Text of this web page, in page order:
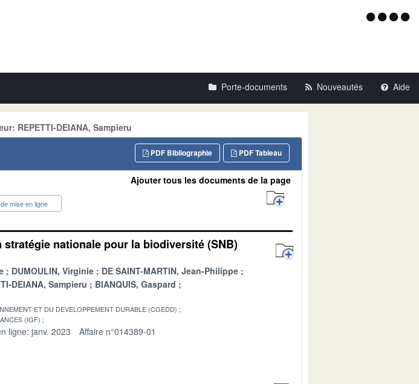
Menu
Porte-documents Nouveautés Aide
REPETTI-DEIANA, Sampieru
PDF Tableau
PDF Bibliographie
mise en ligne
Ajouter tous les documents de la page
stratégie nationale pour la biodiversité (SNB)
DUMOULIN, Virginie
DE SAINT-MARTIN, Jean-Philippe
DEIANA, Sampieru
BIANQUIS, Gaspard
ET DU DEVELOPPEMENT DURABLE (CGEDD)
(IGF)
ligne: janv. 2023 Affaire n°014389-01